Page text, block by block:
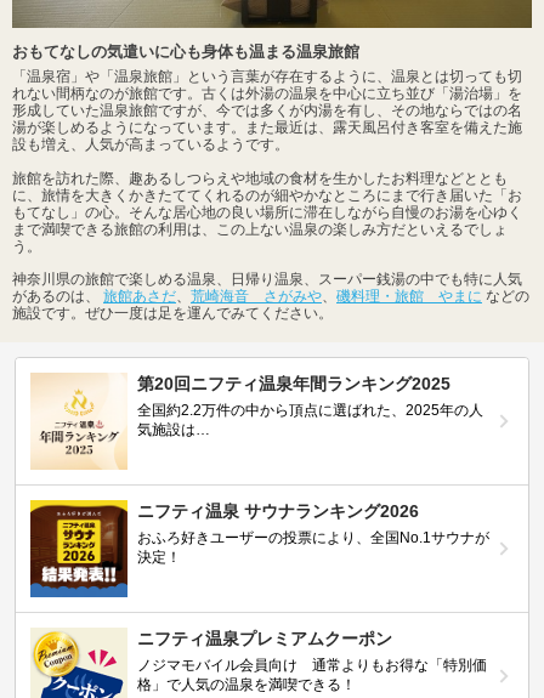
おもてなしの気遣いに心も身体も温まる温泉旅館
「温泉宿」や「温泉旅館」という言葉が存在するように、温泉とは切っても切
れない間柄なのが旅館です。古くは外湯の温泉を中心に立ち並び「湯治場」を
形成していた温泉旅館ですが、今では多くが内湯を有し、その地ならではの名
湯が楽しめるようになっています。また最近は、露天風呂付き客室を備えた施
設も増え、人気が高まっているようです。
旅館を訪れた際、趣あるしつらえや地域の食材を生かしたお料理などととも
に、旅情を大きくかきたててくれるのが細やかなところにまで行き届いた「お
もてなし」の心。そんな居心地の良い場所に滞在しながら自慢のお湯を心ゆく
まで満喫できる旅館の利用は、この上ない温泉の楽しみ方だといえるでしょ
う。
神奈川県の旅館で楽しめる温泉、日帰り温泉、スーパー銭湯の中でも特に人気
があるのは、 旅館あさだ 荒崎海音 さがみや 磯料理・旅館 やまに などの
施設です。ぜひ一度は足を運んでみてください。
第20回ニフティ温泉年間ランキング2025
全国約2.2万件の中から頂点に選ばれた、2025年の人
気施設は…
ニフティ温泉 サウナランキング2026
おふろ好きユーザーの投票により、全国No.1サウナが
決定！
ニフティ温泉プレミアムクーポン
ノジマモバイル会員向け 通常よりもお得な「特別価
格」で人気の温泉を満喫できる！